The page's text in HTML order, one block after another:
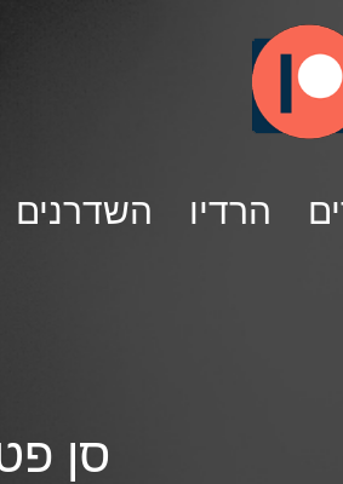
הרדיו השדרנים
סן